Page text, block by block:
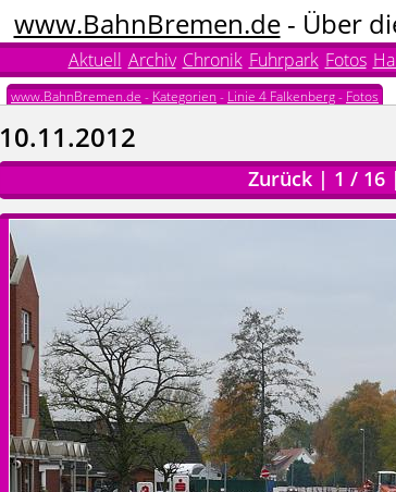
www.BahnBremen.de- Über
Aktuell Archiv Chronik Fuhrpark Fotos
www.BahnBremen.de - Kategorien - Linie 4 Falkenberg- Fotos
10.11.2012
Zurück | 1 / 16 |